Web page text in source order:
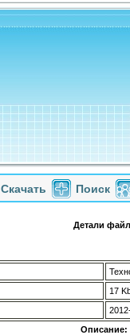
Скачать Поиск
Детали
17
Описание: